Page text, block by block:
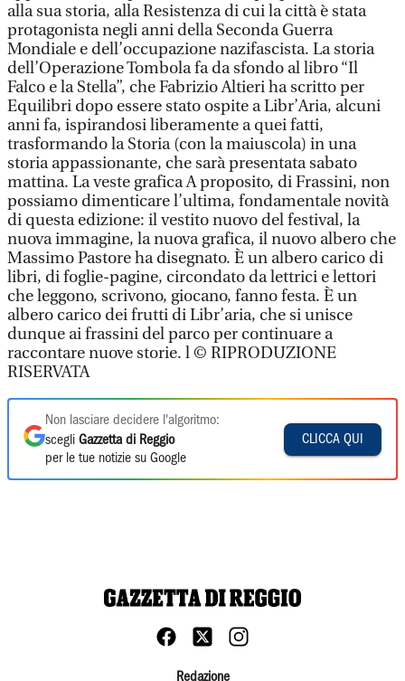
alla sua storia, alla Resistenza di cui la città è stata
protagonista negli anni della Seconda Guerra
Mondiale e dell’occupazione nazifascista. La storia
dell’Operazione Tombola fa da sfondo al libro “Il
Falco e la Stella”, che Fabrizio Altieri ha scritto per
Equilibri dopo essere stato ospite a Libr’Aria, alcuni
anni fa, ispirandosi liberamente a quei fatti,
trasformando la Storia (con la maiuscola) in una
storia appassionante, che sarà presentata sabato
mattina. La veste grafica A proposito, di Frassini, non
possiamo dimenticare l’ultima, fondamentale novità
di questa edizione: il vestito nuovo del festival, la
nuova immagine, la nuova grafica, il nuovo albero che
Massimo Pastore ha disegnato. È un albero carico di
libri, di foglie-pagine, circondato da lettrici e lettori
che leggono, scrivono, giocano, fanno festa. È un
albero carico dei frutti di Libr’aria, che si unisce
dunque ai frassini del parco per continuare a
raccontare nuove storie. l © RIPRODUZIONE
RISERVATA
Non lasciare decidere l'algoritmo:
scegli Gazzetta di Reggio
per le tue notizie su Google
CLICCA QUI
Redazione